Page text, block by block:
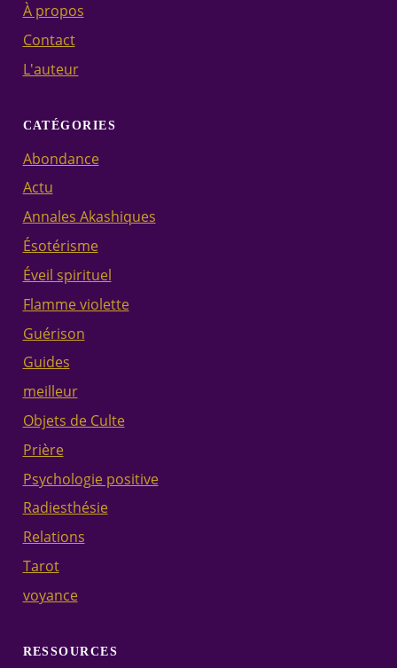
À propos
Contact
L'auteur
CATÉGORIES
Abondance
Actu
Annales Akashiques
Ésotérisme
Éveil spirituel
Flamme violette
Guérison
Guides
meilleur
Objets de Culte
Prière
Psychologie positive
Radiesthésie
Relations
Tarot
voyance
RESSOURCES